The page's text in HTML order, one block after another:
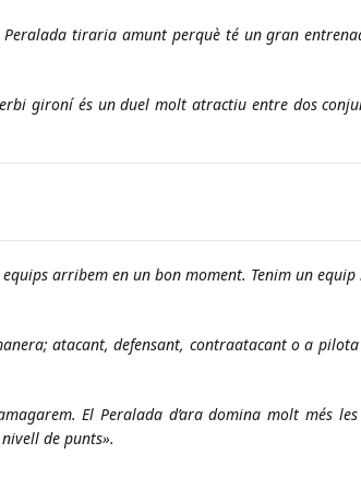
tiraria amunt perquè té un gran
gironí és un duel molt atractiu entre dos
arribem en un bon moment. Tenim un
atacant, defensant, contraatacant o a
El Peralada d’ara domina molt més
de punts».